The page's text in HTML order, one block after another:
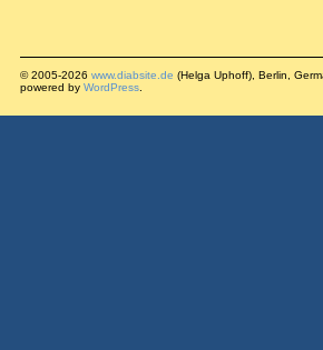
© 2005-2026 www.diabsite.de (Helga Uphoff), Berlin,
powered by WordPress.